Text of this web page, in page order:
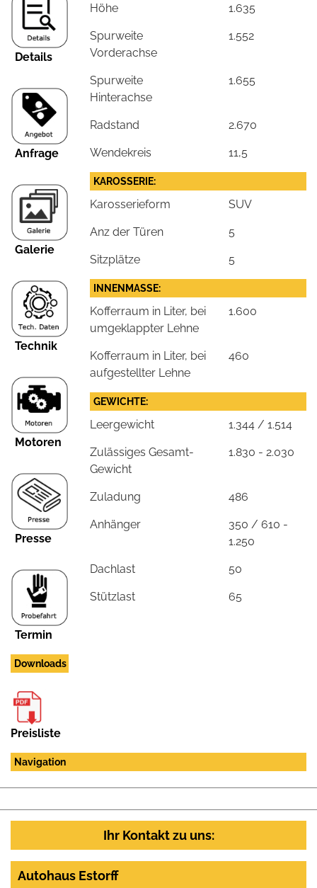
Details
Anfrage
Galerie
Technik
Motoren
Presse
Termin
Downloads
Preisliste
Höhe 1.635
Spurweite
Vorderachse
1.552
Spurweite
Hinterachse
1.655
Radstand 2.670
Wendekreis 11,5
KAROSSERIE:
Karosserieform SUV
Anz der Türen 5
Sitzplätze 5
INNENMASSE:
Kofferraum in Liter, bei
umgeklappter Lehne
1.600
Kofferraum in Liter, bei
aufgestellter Lehne
460
GEWICHTE:
Leergewicht 1.344 / 1.514
Zulässiges Gesamt-
Gewicht
1.830 - 2.030
Zuladung 486
Anhänger
350 / 610 -
1.250
Dachlast 50
Stützlast 65
Navigation
Ihr Kontakt zu uns:
Autohaus Estorff